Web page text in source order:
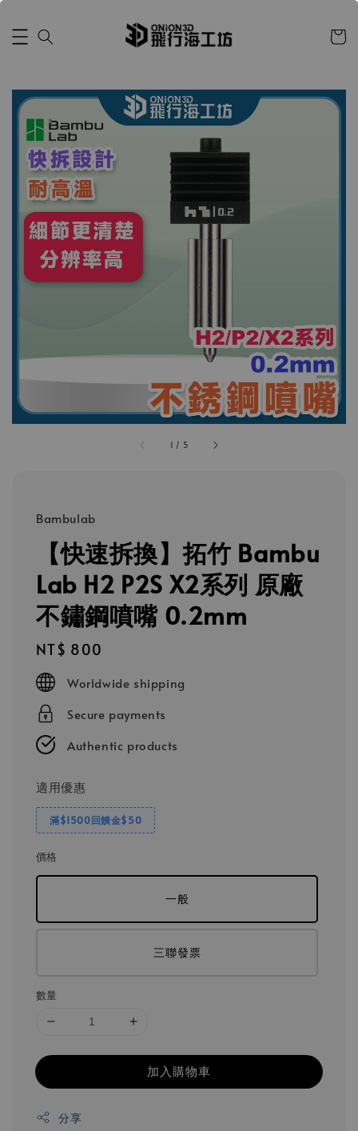
1 / 5
Bambulab
【快速拆換】拓竹 Bambu
Lab H2 P2S X2系列 原廠
不鏽鋼噴嘴 0.2mm
Regular
price
NT$ 800
Worldwide shipping
Secure payments
Authentic products
適用優惠
滿$1500回饋金$50
價格
一般
三聯發票
數量
加入購物車
分享